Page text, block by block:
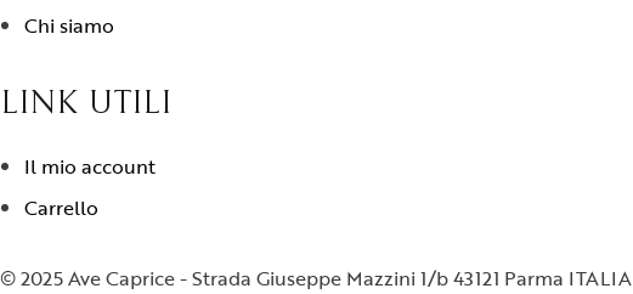
Chi siamo
LINK UTILI
Il mio account
Carrello
© 2025 Ave Caprice - Strada Giuseppe Mazzini 1/b 43121 Parma ITALIA